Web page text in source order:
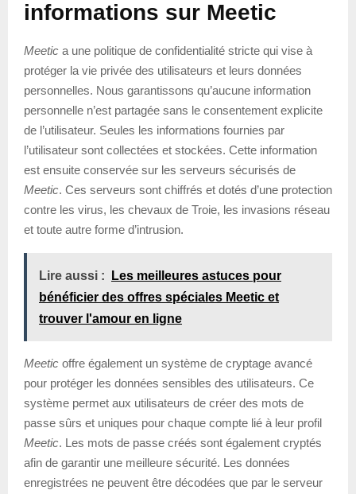
informations sur Meetic
Meetic a une politique de confidentialité stricte qui vise à
protéger la vie privée des utilisateurs et leurs données
personnelles. Nous garantissons qu’aucune information
personnelle n’est partagée sans le consentement explicite
de l’utilisateur. Seules les informations fournies par
l’utilisateur sont collectées et stockées. Cette information
est ensuite conservée sur les serveurs sécurisés de
Meetic. Ces serveurs sont chiffrés et dotés d’une protection
contre les virus, les chevaux de Troie, les invasions réseau
et toute autre forme d’intrusion.
Lire aussi :
Les meilleures astuces pour
bénéficier des offres spéciales Meetic et
trouver l'amour en ligne
Meetic offre également un système de cryptage avancé
pour protéger les données sensibles des utilisateurs. Ce
système permet aux utilisateurs de créer des mots de
passe sûrs et uniques pour chaque compte lié à leur profil
Meetic. Les mots de passe créés sont également cryptés
afin de garantir une meilleure sécurité. Les données
enregistrées ne peuvent être décodées que par le serveur